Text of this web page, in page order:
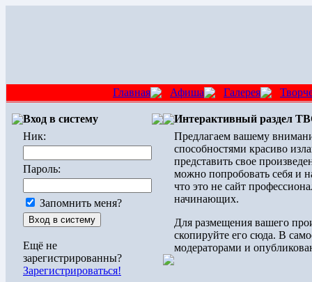
Главная Афиша Галерея
Вход в систему
Ник:
Пароль:
Запомнить меня?
Ещё не
зарегистрированны?
Зарегистрироваться!
Интерактивный раздел
Предлагаем вашему
способностями красиво
представить свое
можно попробовать себя и
что это не сайт
начинающих.
Для размещения вашего
скопируйте его сюда. В
модераторами и